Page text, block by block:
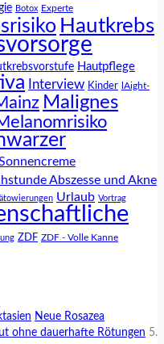
Botox Experte
Hautkrebs
Hautpflege
Interview Kinder lAight-
Malignes
Abszesse und Akne
Urlaub Vortrag
ZDF ZDF - Volle Kanne
Neue Rosazea
ohne dauerhafte Rötungen 5.